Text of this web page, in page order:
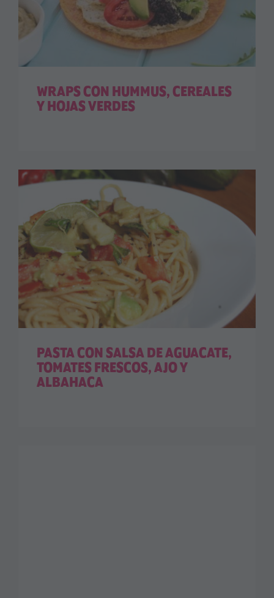
WRAPS CON HUMMUS, CEREALES
Y HOJAS VERDES
PASTA CON SALSA DE AGUACATE,
TOMATES FRESCOS, AJO Y
ALBAHACA